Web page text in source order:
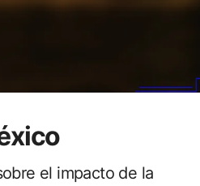
el impacto de la